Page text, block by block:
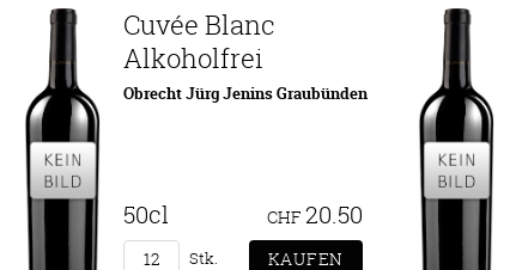
Cuvée Blanc
Alkoholfrei
Obrecht Jürg Jenins Graubünden
50cl CHF 20.50
Stk.